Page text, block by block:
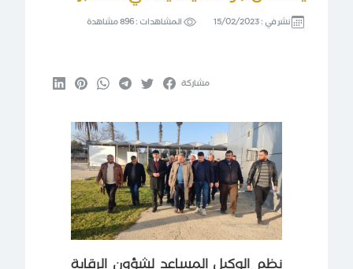
نشر في :15/02/2023 المشاهدات :896 مشاهدة
مشاركة